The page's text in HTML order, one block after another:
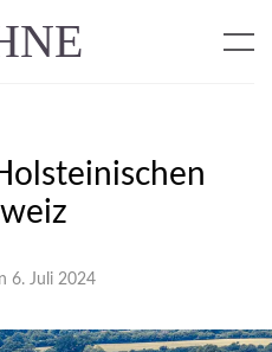
6. Juli 2024